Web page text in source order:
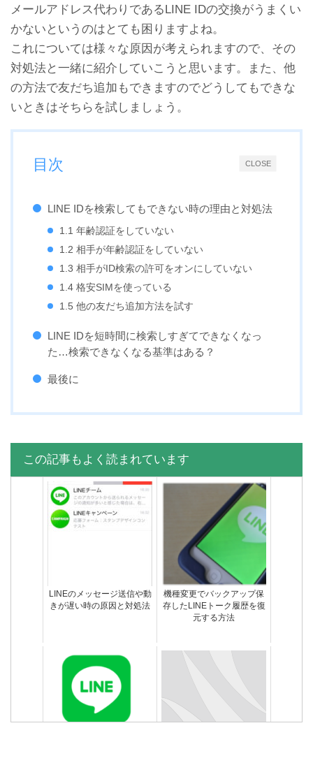
外の方法でブロックされて
るか確認する方法
ャージができない？使えな
い？原因と解決策
にする方法
2つの方法
LINEの乗っ取り被害を受け
対策・防止法
既読したのにLINEアイコン
友達からLINEメッセージが
機内モードにしたのにLINE
既読になったぞ！どういう
ことや！
メールアドレス代わりであるLINE IDの交換がうまくい
かないというのはとても困りますよね。
これについては様々な原因が考えられますので、その
対処法と一緒に紹介していこうと思います。また、他
の方法で友だち追加もできますのでどうしてもできな
いときはそちらを試しましょう。
CLOSE
目次
LINE IDを検索してもできない時の理由と対処法
1.1 年齢認証をしていない
1.2 相手が年齢認証をしていない
1.3 相手がID検索の許可をオンにしていない
1.4 格安SIMを使っている
1.5 他の友だち追加方法を試す
LINE IDを短時間に検索しすぎてできなくなっ
た…検索できなくなる基準はある？
最後に
この記事もよく読まれています
LINEのメッセージ送信や動
きが遅い時の原因と対処法
機種変更でバックアップ保
存したLINEトーク履歴を復
元する方法